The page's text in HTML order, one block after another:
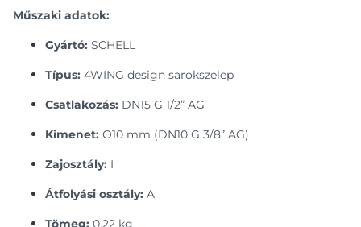
Műszaki adatok:
Gyártó: SCHELL
Típus: 4WING design sarokszelep
Csatlakozás: DN15 G 1/2” AG
Kimenet: O10 mm (DN10 G 3/8” AG)
Zajosztály: I
Átfolyási osztály: A
Tömeg: 0,22 kg